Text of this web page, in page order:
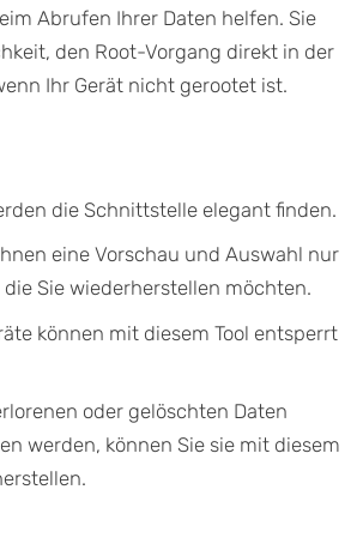
Abrufen Ihrer Daten helfen. Sie
den Root-Vorgang direkt in der
Ihr Gerät nicht gerootet ist.
die Schnittstelle elegant finden.
eine Vorschau und Auswahl nur
die Sie wiederherstellen möchten.
können mit diesem Tool entsperrt
oder gelöschten Daten
werden, können Sie sie mit diesem